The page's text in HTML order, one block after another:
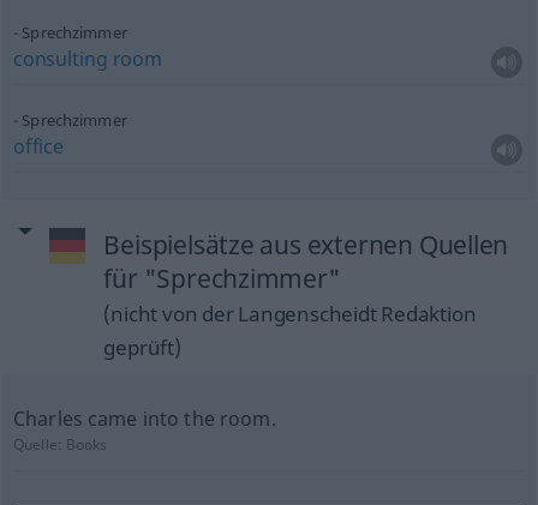
Sprechzimmer
consulting room
Sprechzimmer
office
Beispielsätze aus externen Quellen
für "Sprechzimmer"
(nicht von der Langenscheidt Redaktion
geprüft)
Charles came into the room.
Quelle: Books